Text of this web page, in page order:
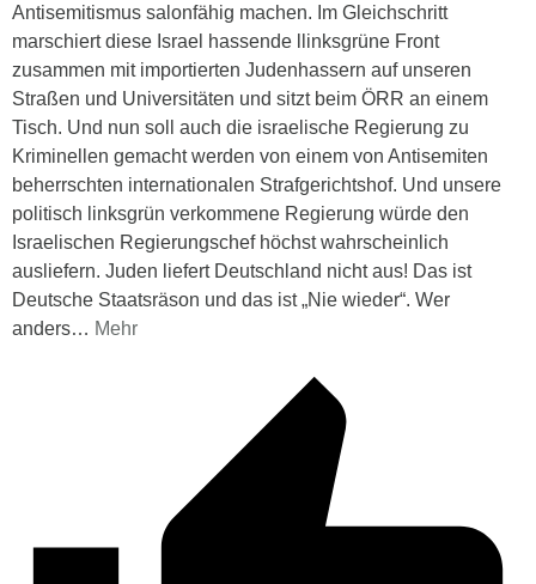
Antisemitismus salonfähig machen. Im Gleichschritt
marschiert diese Israel hassende llinksgrüne Front
zusammen mit importierten Judenhassern auf unseren
Straßen und Universitäten und sitzt beim ÖRR an einem
Tisch. Und nun soll auch die israelische Regierung zu
Kriminellen gemacht werden von einem von Antisemiten
beherrschten internationalen Strafgerichtshof. Und unsere
politisch linksgrün verkommene Regierung würde den
Israelischen Regierungschef höchst wahrscheinlich
ausliefern. Juden liefert Deutschland nicht aus! Das ist
Deutsche Staatsräson und das ist „Nie wieder“. Wer
anders… Mehr